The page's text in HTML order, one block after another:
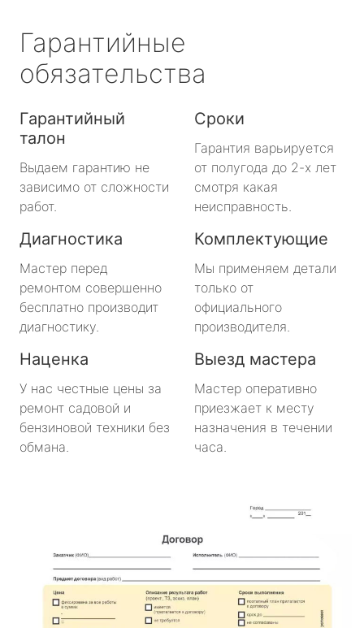
Гарантийные
обязательства
Гарантийный
талон
Выдаем гарантию не
зависимо от сложности
работ.
Сроки
Гарантия варьируется
от полугода до 2-х лет
смотря какая
неисправность.
Диагностика
Мастер перед
ремонтом совершенно
бесплатно производит
диагностику.
Комплектующие
Мы применяем детали
только от
официального
производителя.
Наценка
У нас честные цены за
ремонт садовой и
бензиновой техники без
обмана.
Выезд мастера
Мастер оперативно
приезжает к месту
назначения в течении
часа.